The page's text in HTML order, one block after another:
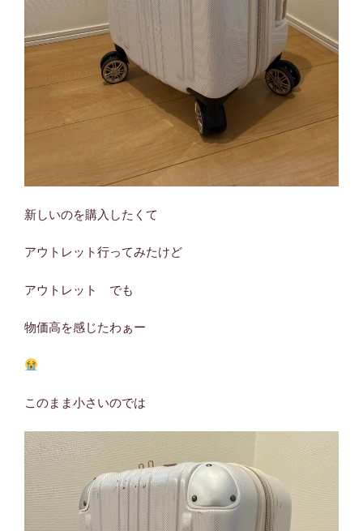
新しいのを購入したくて
アウトレット行ってみたけど
アウトレット でも
物価高を感じたわぁー
このまま小さいのでは